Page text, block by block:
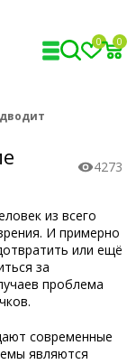
0 0
4273
из всего
И примерно
или ещё
за
проблема
современные
являются